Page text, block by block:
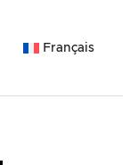
Français